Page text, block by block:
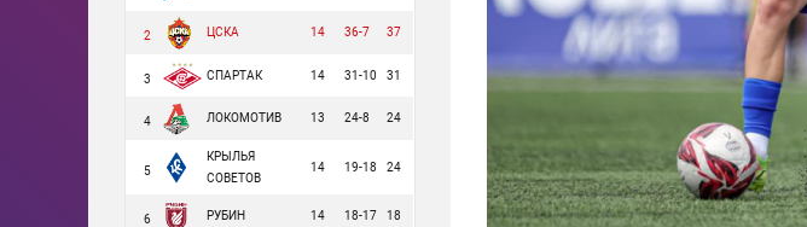
2 ЦСКА 14 36-7 37
3 СПАРТАК 14 31-10 31
4 ЛОКОМОТИВ 13 24-8 24
5
КРЫЛЬЯ
СОВЕТОВ
14 19-18 24
6 РУБИН 14 18-17 18